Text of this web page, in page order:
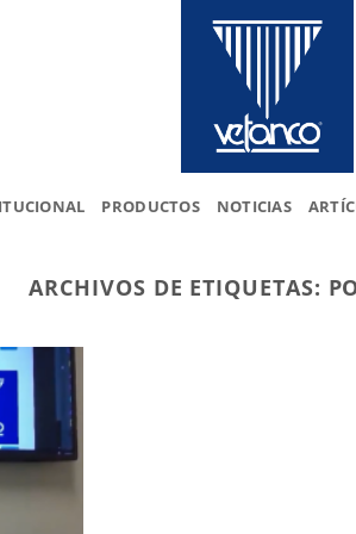
PRODUCTOS NOTICIAS
ARCHIVOS DE ETIQUETAS: